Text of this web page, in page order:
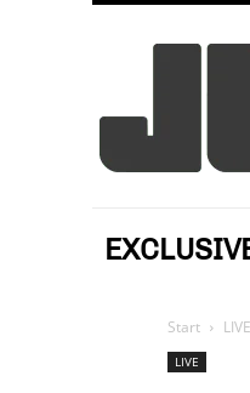
Start LIVE
LIVE